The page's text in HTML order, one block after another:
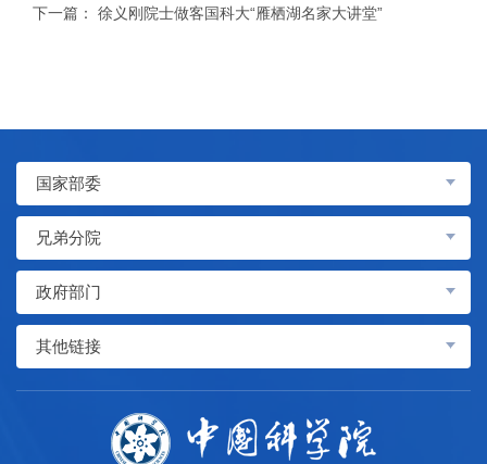
下一篇： 徐义刚院士做客国科大“雁栖湖名家大讲堂”
国家部委
兄弟分院
政府部门
其他链接